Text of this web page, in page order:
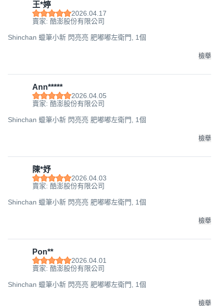
王*婷
2026.04.17
賣家: 酷澎股份有限公司
Shinchan 蠟筆小新 閃亮亮 肥嘟嘟左衛門, 1個
檢舉
Ann*****
2026.04.05
賣家: 酷澎股份有限公司
Shinchan 蠟筆小新 閃亮亮 肥嘟嘟左衛門, 1個
檢舉
陳*妤
2026.04.03
賣家: 酷澎股份有限公司
Shinchan 蠟筆小新 閃亮亮 肥嘟嘟左衛門, 1個
檢舉
Pon**
2026.04.01
賣家: 酷澎股份有限公司
Shinchan 蠟筆小新 閃亮亮 肥嘟嘟左衛門, 1個
檢舉